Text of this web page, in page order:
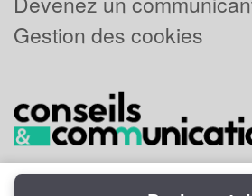
Gestion des cookies